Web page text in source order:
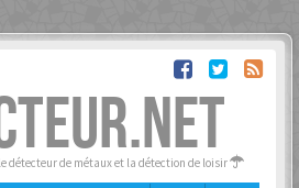
détecteur de métaux et la détection de loisir